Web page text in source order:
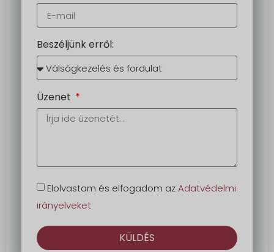
Beszéljünk erről:
Üzenet
Elolvastam és elfogadom azAdatvédelmi
irányelveket
KÜLDÉS